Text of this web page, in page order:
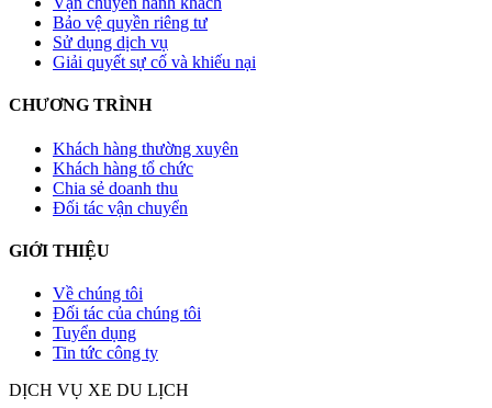
Bảo vệ quyền riêng tư
Sử dụng dịch vụ
Giải quyết sự cố và khiếu nại
CHƯƠNG TRÌNH
Khách hàng thường xuyên
Khách hàng tổ chức
Chia sẻ doanh thu
Đối tác vận chuyển
GIỚI THIỆU
Về chúng tôi
Đối tác của chúng tôi
Tuyển dụng
Tin tức công ty
DỊCH VỤ XE DU LỊCH